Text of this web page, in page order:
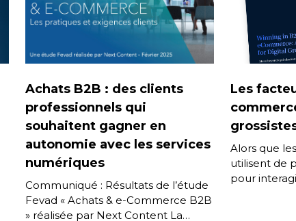
Achats B2B : des clients
professionnels qui
souhaitent gagner en
autonomie avec les services
numériques
Communiqué : Résultats de l’étude
Fevad « Achats & e-Commerce B2B
» réalisée par Next Content La
Les
Alors que
utilisent de
pour